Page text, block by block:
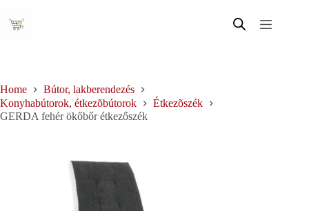
content
Home
Bútor, lakberendezés
Konyhabútorok, étkezõbútorok
Étkezõszék
GERDA fehér ökőbőr étkezőszék